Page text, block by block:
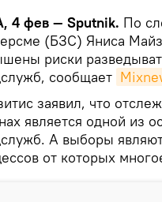
4 фев — Sputnik. По
(БЗС) Яниса
риски
сообщает
заявил, что
является одной из
А выборы
от которых